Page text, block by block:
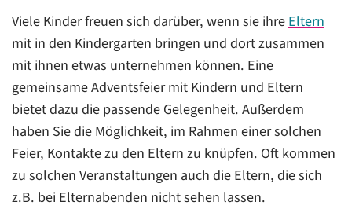
Programm einer Adventsfeier
Viele Kinder freuen sich darüber, wenn sie ihreEltern
mit in den Kindergarten bringen und dort zusammen
mit ihnen etwas unternehmen können. Eine
gemeinsame Adventsfeier mit Kindern und Eltern
bietet dazu die passende Gelegenheit. Außerdem
haben Sie die Möglichkeit, im Rahmen einer solchen
Feier, Kontakte zu den Eltern zu knüpfen. Oft kommen
zu solchen Veranstaltungen auch die Eltern, die sich
z.B. bei Elternabenden nicht sehen lassen.